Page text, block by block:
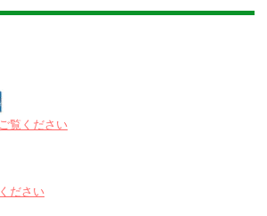
覧ください
ださい